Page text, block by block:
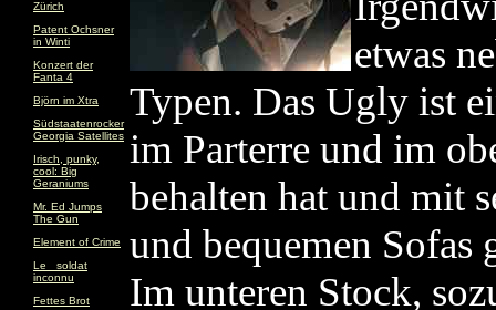
Zürich
Patent Ochsner
in Winti
Konzert der
Fanta 4
Björn im Xtra
Südstaatenrocker
Georgia Satellites
Irisch, punky,
cool: Big
Geraniums
Mr. Ed Jumps
The Gun
Element of Crime
Le _soldat
inconnu
Fettes Brot
etwas
Typen. Das Ugly ist
im Parterre und im
behalten hat und mit
und bequemen Sofas
Im unteren Stock,